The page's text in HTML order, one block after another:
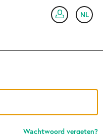
NL
Wachtwoord vergeten?